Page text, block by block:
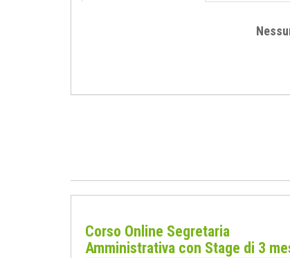
Corso Online Segretaria
Amministrativa con Stage di 3